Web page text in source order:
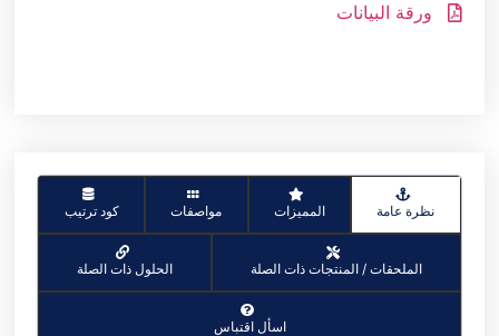
ورقة البيانات
نظرة عامة المميزات مواصفات كود ترتيب
الملحقات / المنتجات ذات الصلة الحلول ذات الصلة
اسأل اقتباس